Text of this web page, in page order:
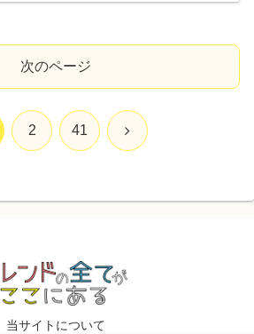
次のページ
2 41 次
当サイトについて